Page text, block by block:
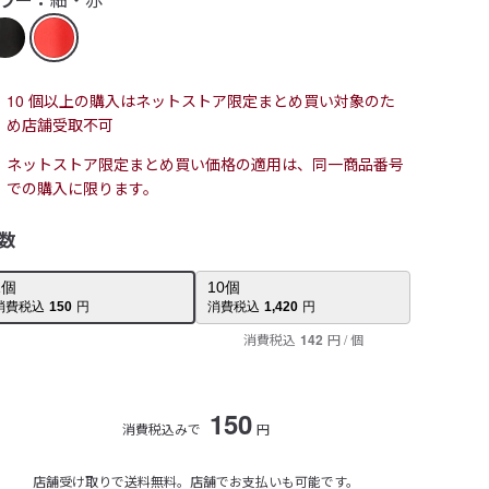
10 個以上の購入はネットストア限定まとめ買い対象のた
め店舗受取不可
ネットストア限定まとめ買い価格の適用は、同一商品番号
での購入に限ります。
個
費税込 150 円
10個
消費税込 1,420 円
消費税込 142 円/ 個
消費税込みで 150 円
店舗受け取りで送料無料。店舗でお支払いも可能です。